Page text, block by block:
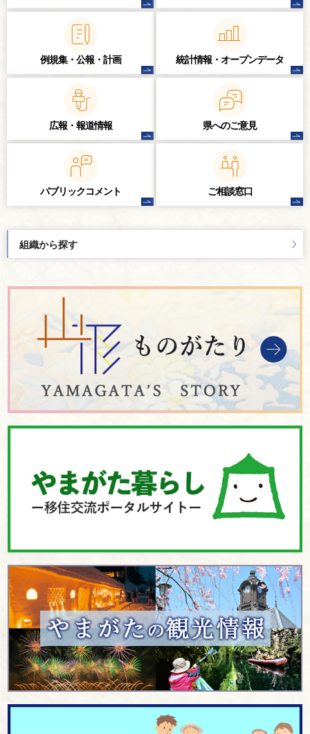
例規集・公報・計画 統計情報・ オープンデータ
広報・報道情報 県へのご意見
パブリックコメント ご相談窓口
組織から探す